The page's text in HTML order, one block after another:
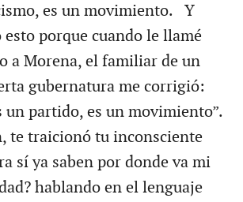
es un movimiento. Y
esto porque cuando le llamé
a Morena, el familiar de un
gubernatura me corrigió:
un partido, es un movimiento”.
te traicionó tu inconsciente
sí ya saben por donde va mi
hablando en el lenguaje